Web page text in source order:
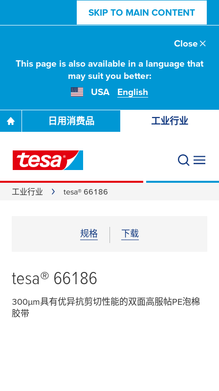
SKIP TO MAIN CONTENT
This page is also available in a language that
may suit you better:
USA
English
Close
日用消费品 工业行业
工业行业 tesa® 66186
规格 下载
tesa® 66186
300μm具有优异抗剪切性能的双面高服帖PE泡棉
胶带